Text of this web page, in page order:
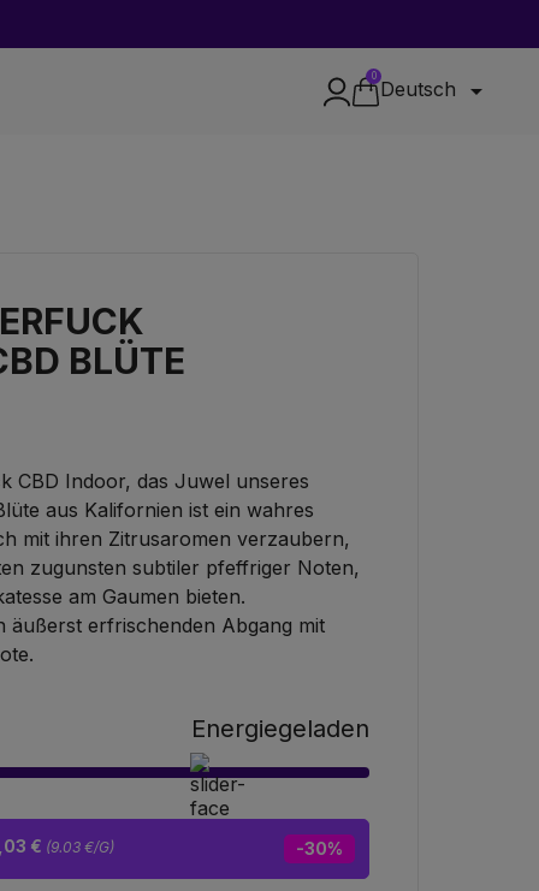
0
Deutsch 
BLÜTE
CBD Indoor, das Juwel unseres
aus Kalifornien ist ein wahres
mit ihren Zitrusaromen verzaubern,
zugunsten subtiler pfeffriger Noten,
am Gaumen bieten.
äußerst erfrischenden Abgang mit
Energiegeladen
-30%
€ (9.03 €/G)